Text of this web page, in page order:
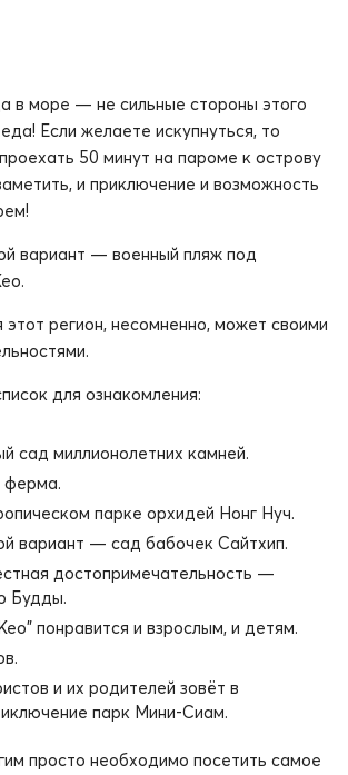
в море — не сильные стороны этого
Если желаете искупнуться, то
50 минут на пароме к острову
и приключение и возможность
вариант — военный пляж под
этот регион, несомненно, может своими
для ознакомления:
сад миллионолетних камней.
ферма.
парке орхидей Нонг Нуч.
вариант — сад бабочек Сайтхип.
достопримечательность —
Будды.
понравится и взрослым, и детям.
и их родителей зовёт в
парк Мини-Сиам.
просто необходимо посетить самое